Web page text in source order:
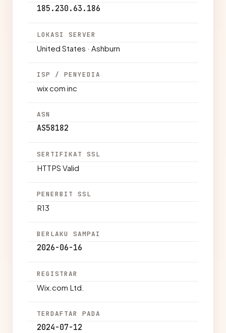
185.230.63.186
LOKASI SERVER
United States · Ashburn
ISP / PENYEDIA
wix com inc
ASN
AS58182
SERTIFIKAT SSL
HTTPS Valid
PENERBIT SSL
R13
BERLAKU SAMPAI
2026-06-16
REGISTRAR
Wix.com Ltd.
TERDAFTAR PADA
2024-07-12